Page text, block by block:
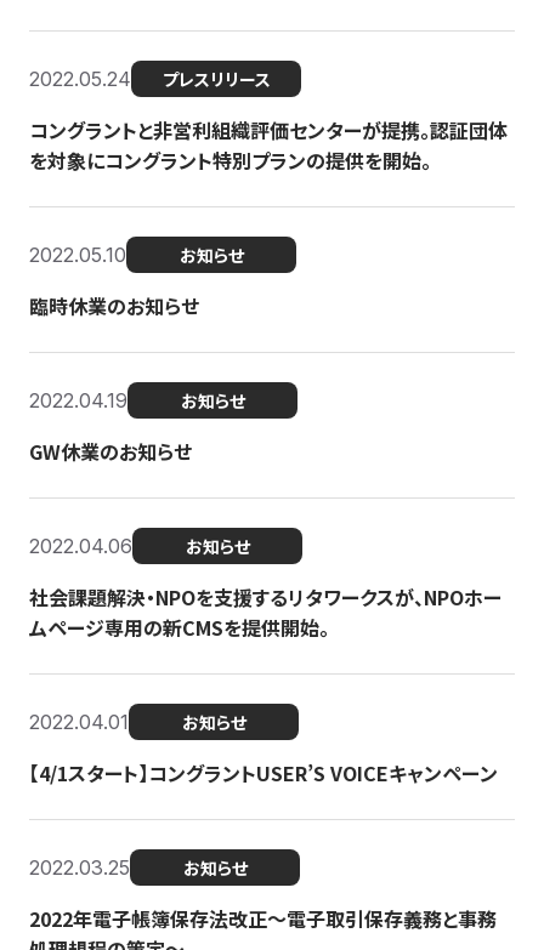
2022.05.24 プレスリリース
コングラントと非営利組織評価センターが提携。認証団体
を対象にコングラント特別プランの提供を開始。
2022.05.10 お知らせ
臨時休業のお知らせ
2022.04.19 お知らせ
GW休業のお知らせ
2022.04.06 お知らせ
社会課題解決・NPOを支援するリタワークスが、NPOホー
ムページ専用の新CMSを提供開始。
2022.04.01 お知らせ
【4/1スタート】コングラントUSER’S VOICEキャンペーン
2022.03.25 お知らせ
2022年電子帳簿保存法改正～電子取引保存義務と事務